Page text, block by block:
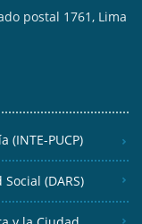
postal 1761, Lima
PUCP)
(DARS)